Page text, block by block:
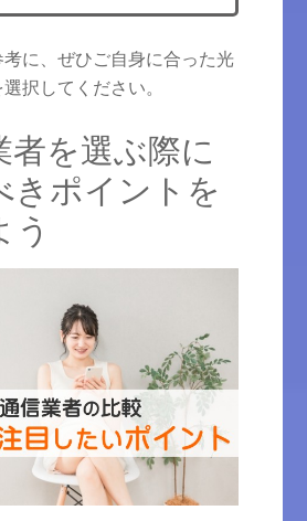
に、ぜひご自身に合った光
択してください。
者を選ぶ際に
きポイントを
う